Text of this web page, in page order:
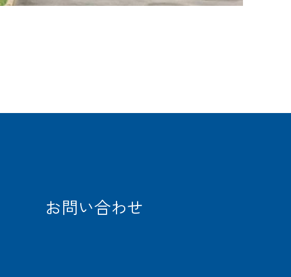
お問い合わせ